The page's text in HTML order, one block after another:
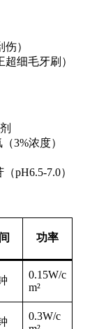
）
细毛牙刷）
3%浓度）
pH6.5-7.0）
功率
0.15W/c
m²
0.3W/c